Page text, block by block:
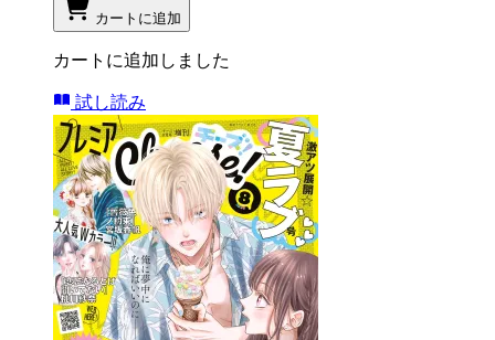
カートに追加
カートに追加しました
試し読み